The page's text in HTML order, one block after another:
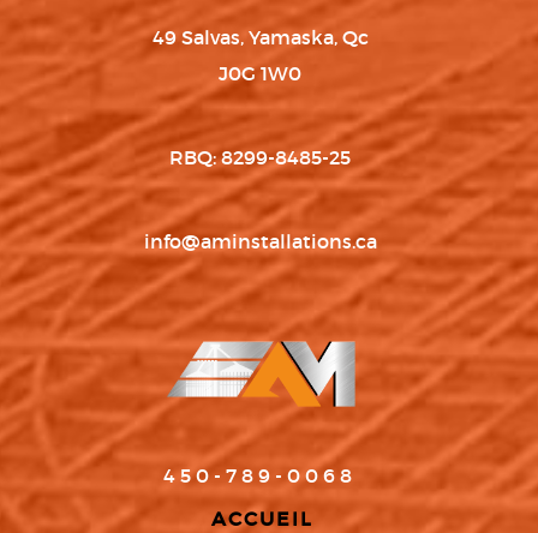
49 Salvas, Yamaska, Qc
J0G 1W0
RBQ: 8299-8485-25
info@aminstallations.ca
450-789-0068
ACCUEIL